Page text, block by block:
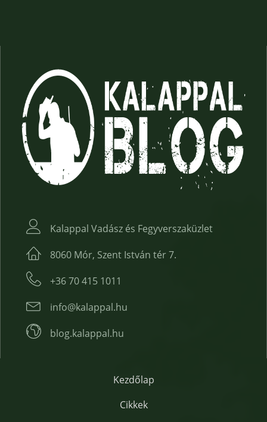
Kalappal Vadász és Fegyverszaküzlet
8060 Mór, Szent István tér 7.
+36 70 415 1011
info@kalappal.hu
blog.kalappal.hu
Kezdőlap
Cikkek